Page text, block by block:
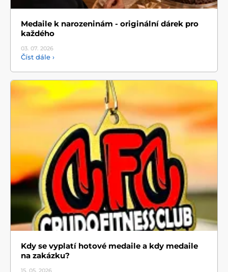
Medaile k narozeninám - originální dárek pro
každého
03. 07. 2026
Číst dále ›
Kdy se vyplatí hotové medaile a kdy medaile
na zakázku?
15. 05. 2026